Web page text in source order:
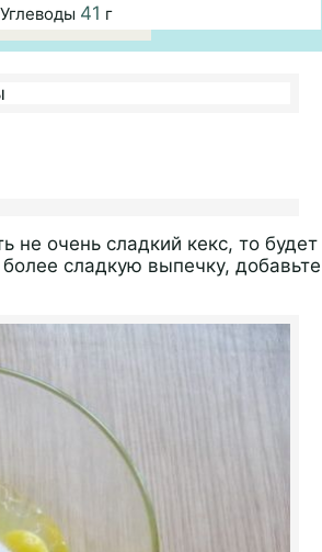
41 г
не очень сладкий кекс, то будет
сладкую выпечку, добавьте